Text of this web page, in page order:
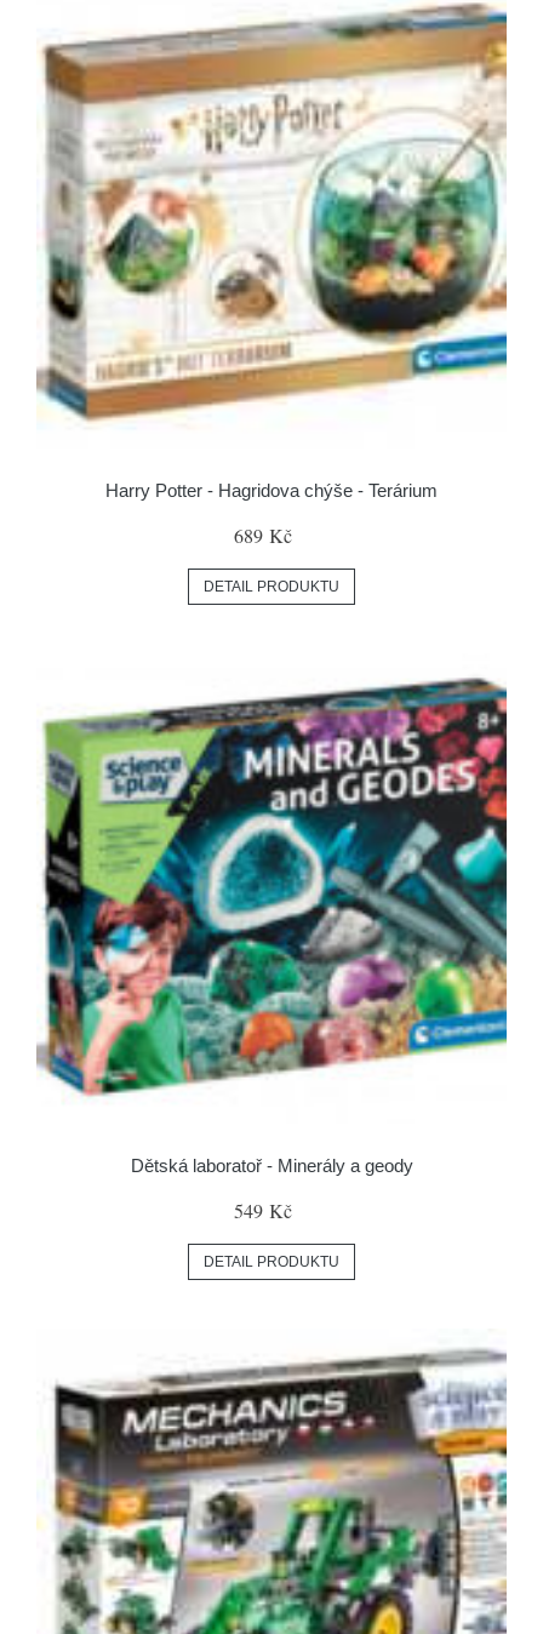
Harry Potter - Hagridova chýše - Terárium
689 Kč
DETAIL PRODUKTU
Dětská laboratoř - Minerály a geody
549 Kč
DETAIL PRODUKTU